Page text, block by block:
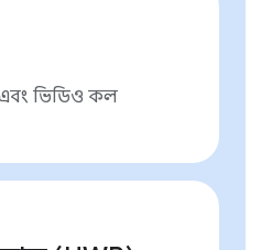
এবং ভিডিও কল